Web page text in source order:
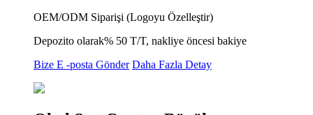
OEM/ODM Siparişi (Logoyu Özelleştir)
Depozito olarak% 50 T/T, nakliye öncesi bakiye
Bize E -posta Gönder Daha Fazla Detay